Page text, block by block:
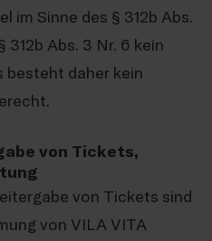
im Sinne des § 312b Abs.
Abs. 3 Nr. 6 kein
besteht daher kein
von Tickets,
von Tickets sind
von VILA VITA